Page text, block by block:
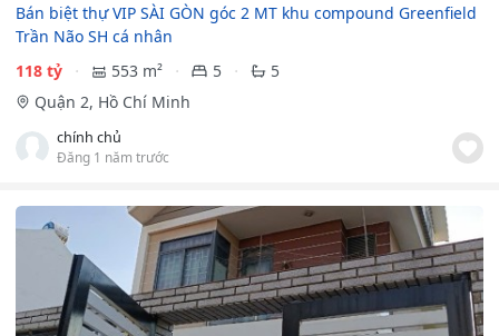
Bán biệt thự VIP SÀI GÒN góc 2 MT khu compound Greenfield
Trần Não SH cá nhân
118 tỷ
553 m² 5
5
Quận 2, Hồ Chí Minh
chính chủ
Đăng 1 năm trước